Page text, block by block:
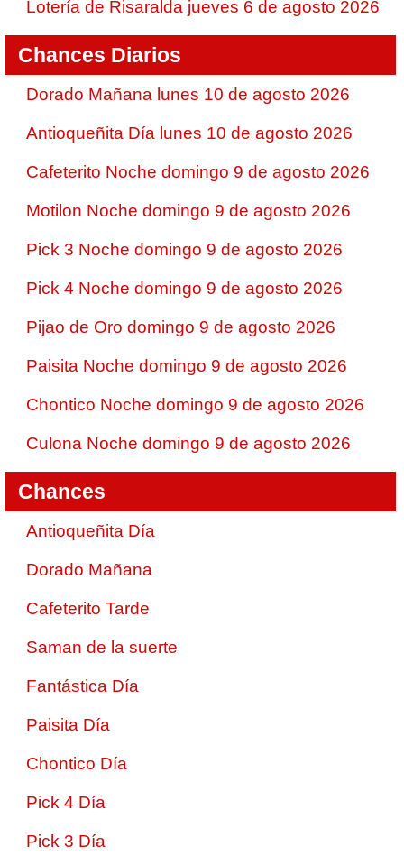
Lotería de Risaralda jueves 6 de agosto 2026
Chances Diarios
Dorado Mañana lunes 10 de agosto 2026
Antioqueñita Día lunes 10 de agosto 2026
Cafeterito Noche domingo 9 de agosto 2026
Motilon Noche domingo 9 de agosto 2026
Pick 3 Noche domingo 9 de agosto 2026
Pick 4 Noche domingo 9 de agosto 2026
Pijao de Oro domingo 9 de agosto 2026
Paisita Noche domingo 9 de agosto 2026
Chontico Noche domingo 9 de agosto 2026
Culona Noche domingo 9 de agosto 2026
Chances
Antioqueñita Día
Dorado Mañana
Cafeterito Tarde
Saman de la suerte
Fantástica Día
Paisita Día
Chontico Día
Pick 4 Día
Pick 3 Día